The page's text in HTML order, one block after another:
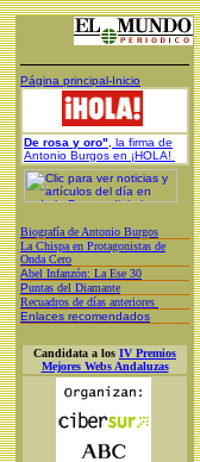
Página principal-Inicio
De rosa y oro" , la firma de
Antonio Burgos en ¡HOLA!
Biografía de Antonio Burgos
La Chispa en Protagonistas de
Onda Cero
Abel Infanzón: La Ese 30
Puntas del Diamante
Recuadros de días anteriores
Enlaces recomendados
Candidata a los IV Premios
Mejores Webs Andaluzas